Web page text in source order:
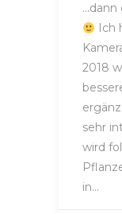
…dann
Ich
2018
sehr
wird
in…